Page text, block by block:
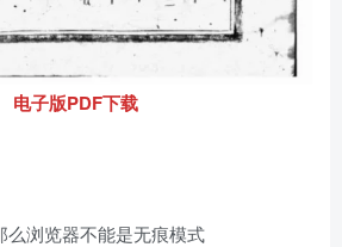
电子版PDF下载
么浏览器不能是无痕模式